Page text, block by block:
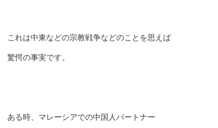
これは中東などの宗教戦争などのことを思えば
驚愕の事実です。
ある時、マレーシアでの中国人パートナー